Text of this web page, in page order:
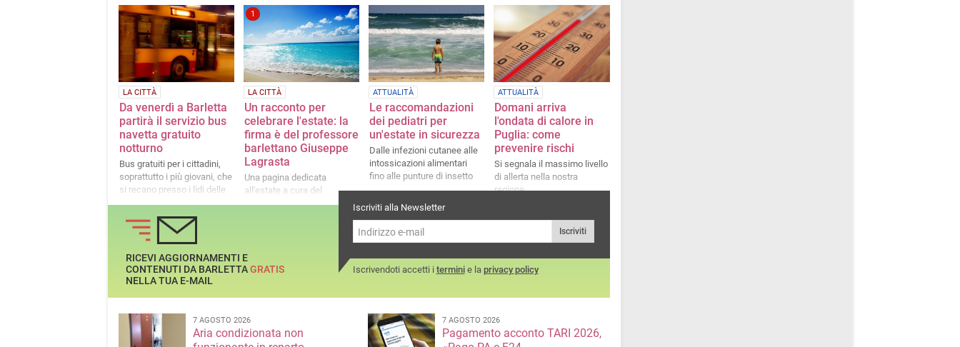
autorizzati, con una
superficie massima di 30
metri quadrati per ogni
operatore.
LA CITTÀ
Da venerdì a Barletta
partirà il servizio bus
navetta gratuito
notturno
Bus gratuiti per i cittadini,
soprattutto i più giovani, che
si recano presso i lidi delle
litoranee di Ponente e di
Levante nelle ore notturne
1
LA CITTÀ
Un racconto per
celebrare l'estate: la
firma è del professore
barlettano Giuseppe
Lagrasta
Una pagina dedicata
all'estate a cura del
Presidente del Comitato
ATTUALITÀ
Le raccomandazioni
dei pediatri per
un'estate in sicurezza
Dalle infezioni cutanee alle
intossicazioni alimentari
fino alle punture di insetto
ATTUALITÀ
Domani arriva
l'ondata di calore in
Puglia: come
prevenire rischi
Si segnala il massimo livello
di allerta nella nostra
regione
Iscriviti alla Newsletter
Iscriviti
Iscrivendoti accetti i terminie la privacy policy
RICEVI AGGIORNAMENTI E
CONTENUTI DA BARLETTAGRATIS
NELLA TUA E-MAIL
7 AGOSTO 2026
Aria condizionata non
7 AGOSTO 2026
Pagamento acconto TARI 2026,